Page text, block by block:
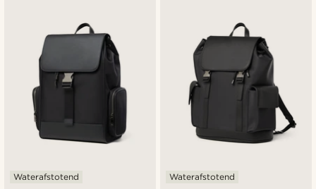
Waterafstotend Waterafstotend